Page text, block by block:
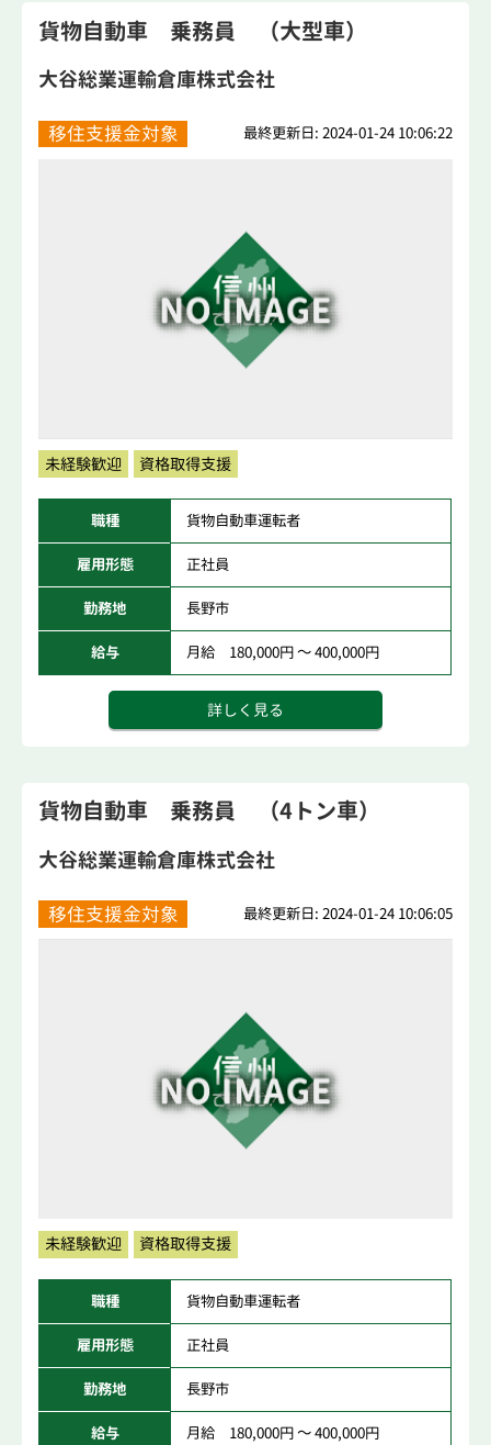
貨物自動車 乗務員 （大型車）
大谷総業運輸倉庫株式会社
移住支援金対象 最終更新日: 2024-01-24 10:06:22
未経験歓迎 資格取得支援
職種 貨物自動車運転者
雇用形態 正社員
勤務地 長野市
給与 月給 180,000円 ～ 400,000円
詳しく見る
貨物自動車 乗務員 （4トン車）
大谷総業運輸倉庫株式会社
移住支援金対象 最終更新日: 2024-01-24 10:06:05
未経験歓迎 資格取得支援
職種 貨物自動車運転者
雇用形態 正社員
勤務地 長野市
給与 月給 180,000円 ～ 400,000円